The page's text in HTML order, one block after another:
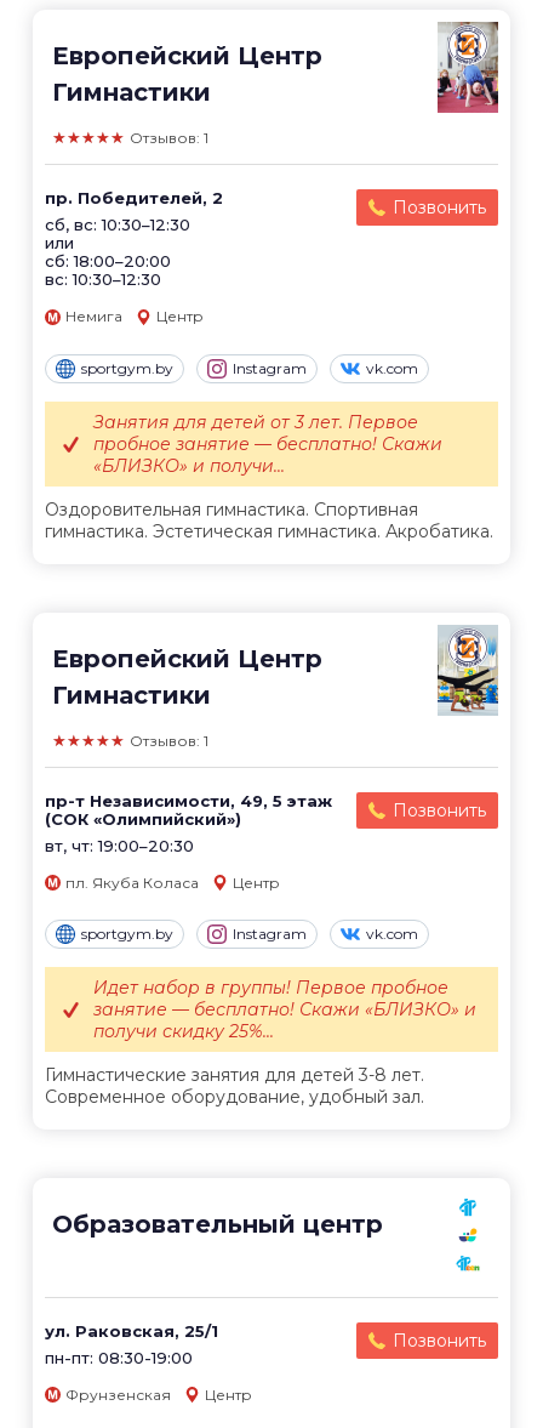
Европейский Центр
Гимнастики
★★★★★ Отзывов: 1
пр. Победителей, 2
сб, вс: 10:30–12:30
или
сб: 18:00–20:00
вс: 10:30–12:30
Позвонить
Немига Центр
sportgym.by Instagram vk.com
Оздоровительная гимнастика. Спортивная
гимнастика. Эстетическая гимнастика. Акробатика.
Занятия для детей от 3 лет. Первое
пробное занятие — бесплатно! Скажи
«БЛИЗКО» и получи...
Европейский Центр
Гимнастики
★★★★★ Отзывов: 1
пр-т Независимости, 49, 5 этаж
(СОК «Олимпийский»)
вт, чт: 19:00–20:30
Позвонить
пл. Якуба Коласа Центр
sportgym.by Instagram vk.com
Гимнастические занятия для детей 3-8 лет.
Современное оборудование, удобный зал.
Идет набор в группы! Первое пробное
занятие — бесплатно! Скажи «БЛИЗКО» и
получи скидку 25%...
Образовательный центр
ул. Раковская, 25/1
пн-пт: 08:30-19:00
Позвонить
Фрунзенская Центр